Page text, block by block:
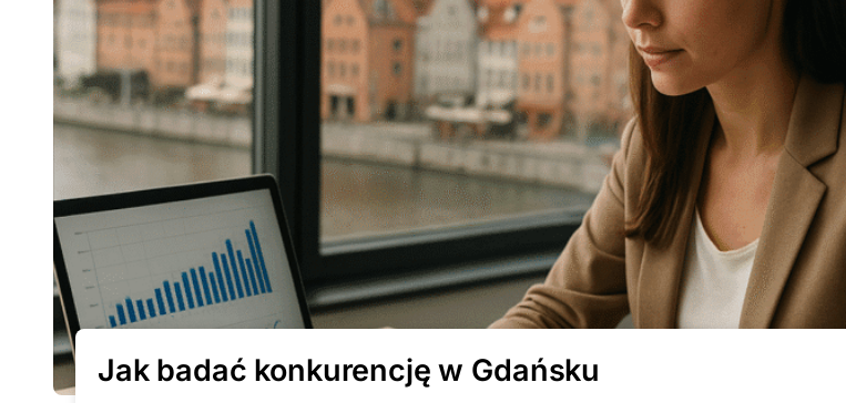
Jak badać konkurencję w Gdańsku